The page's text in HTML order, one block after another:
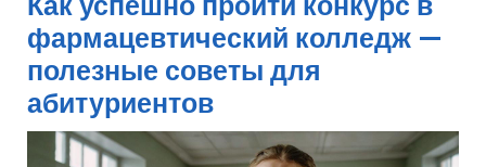
фармацевтический колледж —
полезные советы для
абитуриентов